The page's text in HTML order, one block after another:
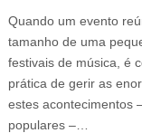
Quando um evento
tamanho de uma
festivais de música, é
prática de gerir as
estes acontecimentos
populares –…